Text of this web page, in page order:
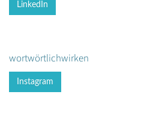
LinkedIn
wortwörtlichwirken
Instagram